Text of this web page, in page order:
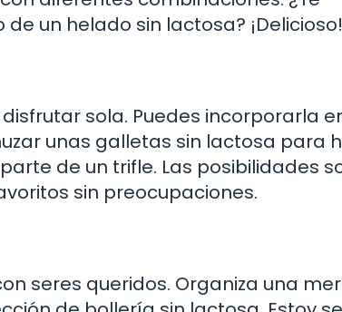
un helado sin lactosa? ¡Delicioso!
sola. Puedes incorporarla
unas galletas sin lactosa para
de un trifle. Las posibilidades
sin preocupaciones.
seres queridos. Organiza una